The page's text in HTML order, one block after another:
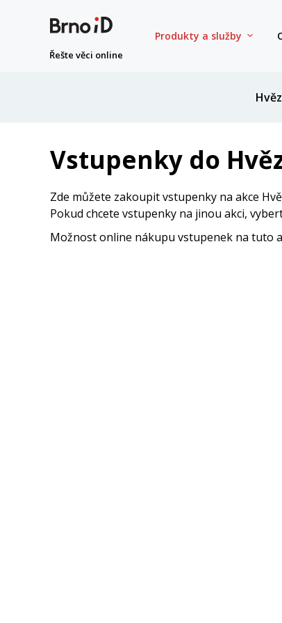
Řešte věci online
Produkty a služby
Vstupenky do
Zde můžete zakoupit vstupenky na akce
Pokud chcete vstupenky na jinou akci,
Možnost online nákupu vstupenek na tuto